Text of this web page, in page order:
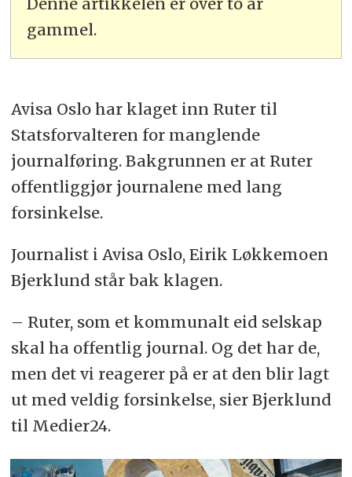
gammel.
Avisa Oslo har klaget inn Ruter til
Statsforvalteren for manglende
journalføring. Bakgrunnen er at Ruter
offentliggjør journalene med lang
forsinkelse.
Journalist i Avisa Oslo, Eirik Løkkemoen
Bjerklund står bak klagen.
– Ruter, som et kommunalt eid selskap
skal ha offentlig journal. Og det har de,
men det vi reagerer på er at den blir lagt
ut med veldig forsinkelse, sier Bjerklund
til Medier24.